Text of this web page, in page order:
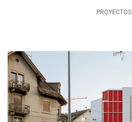
PROYECTOS